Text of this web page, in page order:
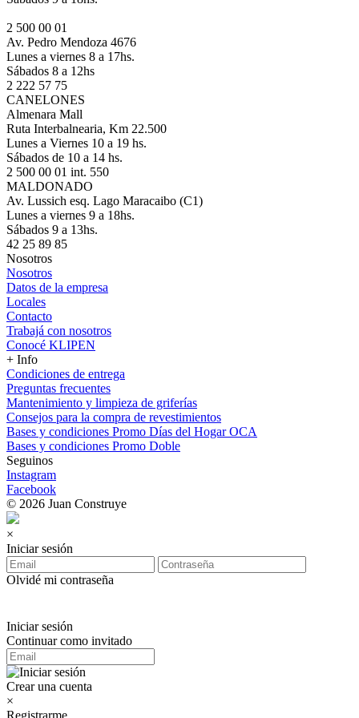
2 500 00 01
Av. Pedro Mendoza 4676
Lunes a viernes 8 a 17hs.
Sábados 8 a 12hs
2 222 57 75
CANELONES
Almenara Mall
Ruta Interbalnearia, Km 22.500
Lunes a Viernes 10 a 19 hs.
Sábados de 10 a 14 hs.
2 500 00 01 int. 550
MALDONADO
Av. Lussich esq. Lago Maracaibo (C1)
Lunes a viernes 9 a 18hs.
Sábados 9 a 13hs.
42 25 89 85
Nosotros
Nosotros
Datos de la empresa
Locales
Contacto
Trabajá con nosotros
Conocé KLIPEN
+ Info
Condiciones de entrega
Preguntas frecuentes
Mantenimiento y limpieza de griferías
Consejos para la compra de revestimientos
Bases y condiciones Promo Días del Hogar OCA
Bases y condiciones Promo Doble
Seguinos
Instagram
Facebook
© 2026 Juan Construye
×
Iniciar sesión
Olvidé mi contraseña
Iniciar sesión
Continuar como invitado
Crear una cuenta
×